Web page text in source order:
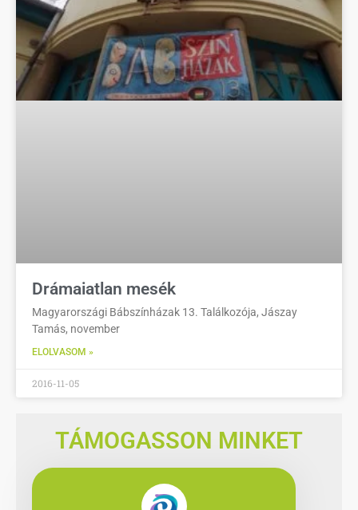
Drámaiatlan mesék
Magyarországi Bábszínházak 13. Találkozója, Jászay
Tamás, november
ELOLVASOM »
2016-11-05
TÁMOGASSON MINKET